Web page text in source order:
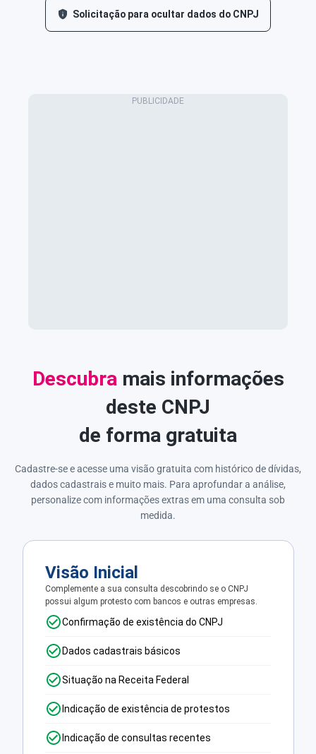
Solicitação para ocultar dados do CNPJ
Descubra mais informações
deste CNPJ
de forma gratuita
Cadastre-se e acesse uma visão gratuita com histórico de dívidas,
dados cadastrais e muito mais. Para aprofundar a análise,
personalize com informações extras em uma consulta sob
medida.
Visão Inicial
Complemente a sua consulta descobrindo se o CNPJ
possui algum protesto com bancos e outras empresas.
Confirmação de existência do CNPJ
Dados cadastrais básicos
Situação na Receita Federal
Indicação de existência de protestos
Indicação de consultas recentes